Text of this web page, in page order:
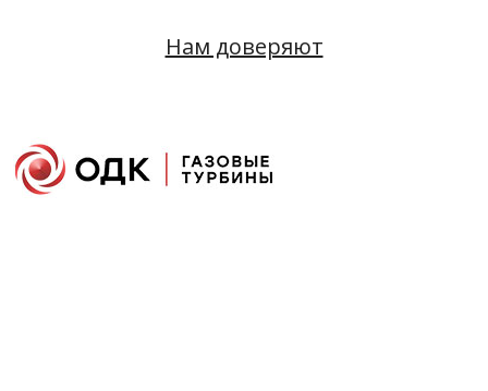
Нам доверяют